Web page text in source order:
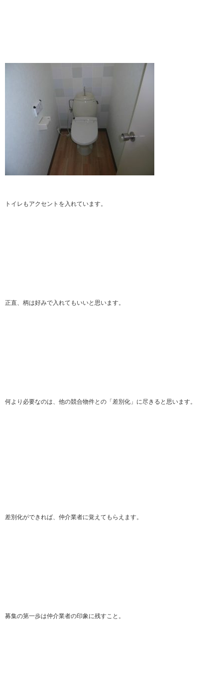
トイレもアクセントを入れています。
正直、柄は好みで入れてもいいと思います。
何より必要なのは、他の競合物件との「差別化」に尽きると思います。
差別化ができれば、仲介業者に覚えてもらえます。
募集の第一歩は仲介業者の印象に残すこと。